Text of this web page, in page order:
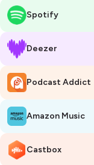
internationale ou bien
Est-ce-que les parties
travail international?
que soit le choix des
Hébergé par Ausha.
pour plus d'informations.
Spotify
Deezer
Podcast Addict
Amazon Music
Castbox